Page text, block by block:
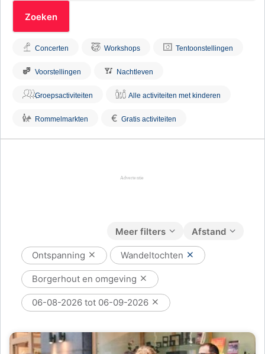
Concerten Workshops Tentoonstellingen
Voorstellingen Nachtleven
Groepsactiviteiten Alle activiteiten met kinderen
Rommelmarkten € Gratis activiteiten
Afstand
Meer filters
Ontspanning Wandeltochten
Borgerhout en omgeving
06-08-2026 tot 06-09-2026